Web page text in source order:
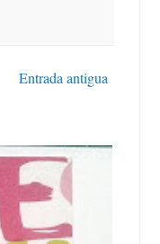
Entrada antigua